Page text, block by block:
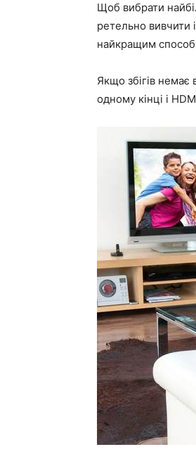
Щоб вибрати
ретельно вивчити
найкращим
Якщо збігів
одному кінці і